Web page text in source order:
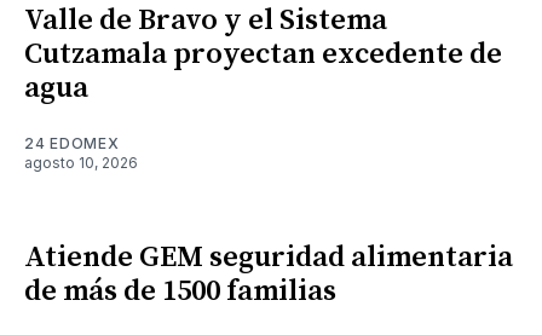
Valle de Bravo y el Sistema
Cutzamala proyectan excedente de
agua
24 EDOMEX
agosto 10, 2026
Atiende GEM seguridad alimentaria
de más de 1500 familias